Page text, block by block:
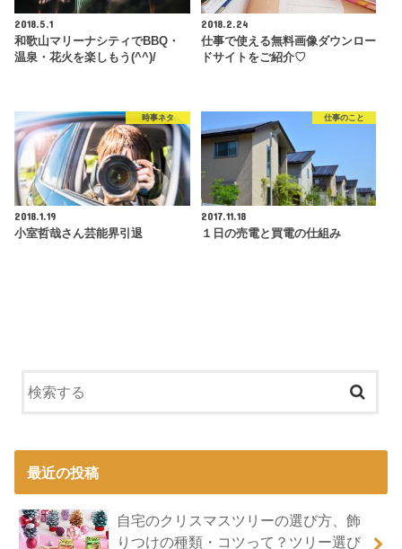
2018.5.1
和歌山マリーナシティでBBQ・
温泉・花火を楽しもう(^^)/
2018.2.24
仕事で使える無料画像ダウンロー
ドサイトをご紹介♡
時事ネタ
2018.1.19
小室哲哉さん芸能界引退
仕事のこと
2017.11.18
１日の売電と買電の仕組み
最近の投稿
自宅のクリスマスツリーの選び方、飾
りつけの種類・コツって？ツリー選び